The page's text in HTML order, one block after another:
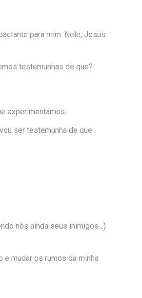
para mim. Nele, Jesus
testemunhas de que?
experimentamos.
ser testemunha de que
nós ainda seus inimigos…)
mudar os rumos da minha